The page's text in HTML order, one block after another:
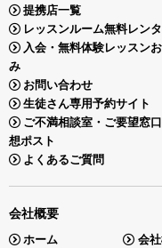
提携店一覧
レッスンルーム無料レン
入会・無料体験レッスン
み
お問い合わせ
生徒さん専用予約サイト
ご不満相談室・ご要望窓
想ポスト
よくあるご質問
会社概要
ホーム 会